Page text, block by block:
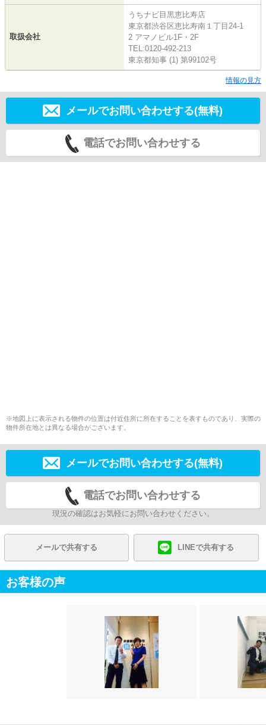
取扱会社
うちナビ目黒恵比寿店
東京都渋谷区恵比寿南１丁目24-1
2 アマノビル1F・2F
TEL:0120-492-213
東京都知事 (1) 第99102号
情報の見方
メールでお問い合わせする(無料)
電話でお問い合わせする
※地図上に表示される物件の位置は付近住所に所在することを表すものであり、実際の
物件所在地とは異なる場合がございます。
メールでお問い合わせする(無料)
電話でお問い合わせする
現況の確認はお気軽にお問い合わせください。
メールで共有する LINEで共有する
お客様の声